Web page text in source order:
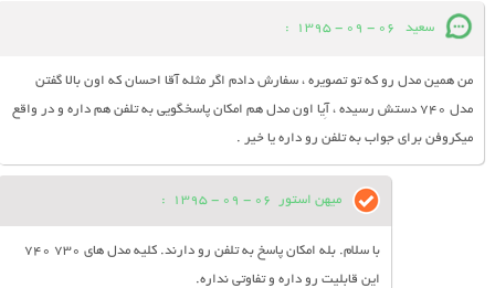
سعید 06 - 09 - 1395
:
من همین مدل رو که تو تصویره ، سفارش دادم اگر مثله آقا احسان که اون بالا گفتن
مدل 740 دستش رسیده ، آِیا اون مدل هم امکان پاسخگویی به تلفن هم داره و در واقع
میکروفن برای جواب به تلفن رو داره یا خیر .
میهن استور 06 - 09 - 1395
:
با سلام. بله امکان پاسخ به تلفن رو دارند. کلیه مدل های 730 740
این قابلیت رو داره و تفاوتی نداره.